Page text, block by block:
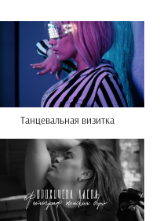
Танцевальная визитка